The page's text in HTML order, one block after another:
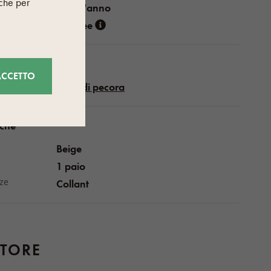
Tutto l'anno
Woolee
Lana di pecora
Beige
1 paio
Collant